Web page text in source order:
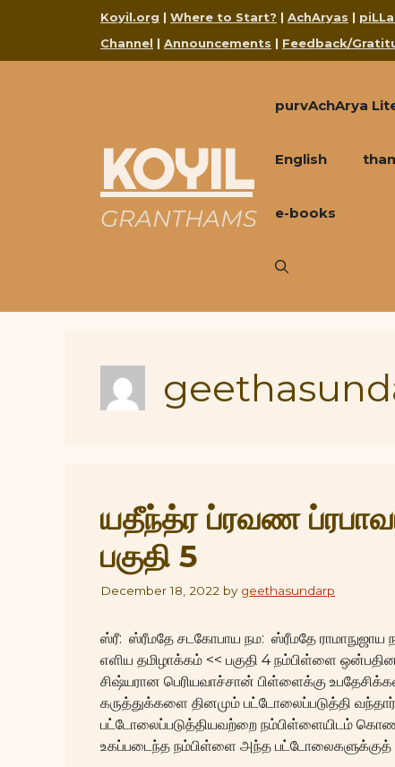
Koyil.org | Where to Start? | AchAryas |
Channel | Announcements | Feedback/
KOYIL
GRANTHAMS
purvAchArya
English
e-books
யதீந்த்ர ப்ரவண
பகுதி 5
December 18, 2022 by geethasundarp
ஸ்ரீ: ஸ்ரீமதே சடகோபாய நம: ஸ்ரீமதே ராமாநுஜாய
எளிய தமிழாக்கம் << பகுதி 4 நம்பிள்ளை
சிஷ்யரான பெரியவாச்சான் பிள்ளைக்கு
கருத்துக்களை தினமும் பட்டோலைப்படுத்தி
பட்டோலைப்படுத்தியவற்றை நம்பிள்ளையிடம்
உகப்படைந்த நம்பிள்ளை அந்த